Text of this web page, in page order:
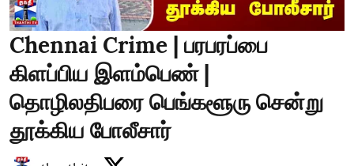
Chennai Crime | பரபரப்பை
கிளப்பிய இளம்பெண் |
தொழிலதிபரை பெங்களூரு சென்று
தூக்கிய போலீசார்